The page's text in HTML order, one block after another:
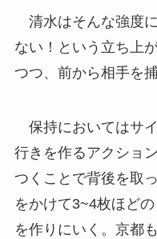
清水はそんな強度
ない！という立ち上
つつ、前から相手を
保持においてはサ
行きを作るアクショ
つくことで背後を取
をかけて3~4枚ほど
を作りにいく。京都